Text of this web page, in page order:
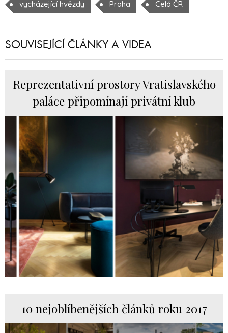
vycházející hvězdy Praha Celá ČR
SOUVISEJÍCÍ ČLÁNKY A VIDEA
Reprezentativní prostory Vratislavského
paláce připomínají privátní klub
10 nejoblíbenějších článků roku 2017